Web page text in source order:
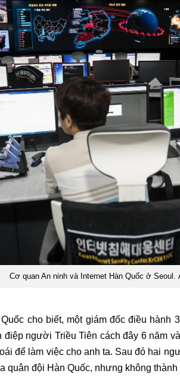
Cơ quan An ninh và Internet Hàn Quốc ở Seoul.
cho biết, một giám đốc điều hành
điệp người Triều Tiên cách đây 6 năm
để làm việc cho anh ta. Sau đó hai
quân đội Hàn Quốc, nhưng không thành